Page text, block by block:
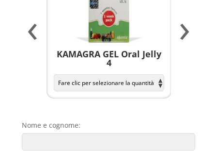
KAMAGRA GEL Oral Jelly
4
‹ ›
Nome e cognome: